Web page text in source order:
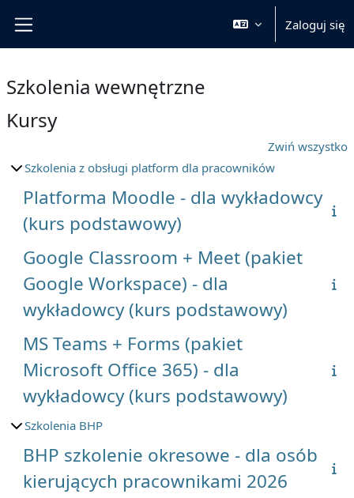
Zaloguj się
Szkolenia wewnętrzne
Kursy
Zwiń wszystko
Szkolenia z obsługi platform dla pracowników
Platforma Moodle - dla wykładowcy
(kurs podstawowy)
Google Classroom + Meet (pakiet
Google Workspace) - dla
wykładowcy (kurs podstawowy)
MS Teams + Forms (pakiet
Microsoft Office 365) - dla
wykładowcy (kurs podstawowy)
Szkolenia BHP
BHP szkolenie okresowe - dla osób
kierujących pracownikami 2026